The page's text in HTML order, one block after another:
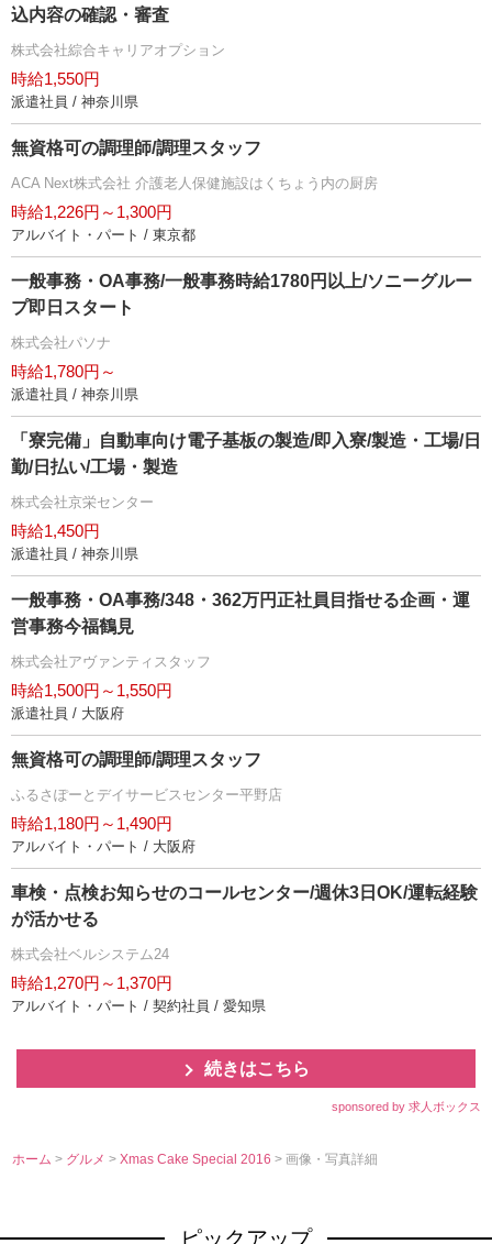
込内容の確認・審査
株式会社綜合キャリアオプション
時給1,550円
派遣社員 / 神奈川県
無資格可の調理師/調理スタッフ
ACA Next株式会社 介護老人保健施設はくちょう内の厨房
時給1,226円～1,300円
アルバイト・パート / 東京都
一般事務・OA事務/一般事務時給1780円以上/ソニーグルー
プ即日スタート
株式会社パソナ
時給1,780円～
派遣社員 / 神奈川県
「寮完備」自動車向け電子基板の製造/即入寮/製造・工場/日
勤/日払い/工場・製造
株式会社京栄センター
時給1,450円
派遣社員 / 神奈川県
一般事務・OA事務/348・362万円正社員目指せる企画・運
営事務今福鶴見
株式会社アヴァンティスタッフ
時給1,500円～1,550円
派遣社員 / 大阪府
無資格可の調理師/調理スタッフ
ふるさぽーとデイサービスセンター平野店
時給1,180円～1,490円
アルバイト・パート / 大阪府
車検・点検お知らせのコールセンター/週休3日OK/運転経験
が活かせる
株式会社ベルシステム24
時給1,270円～1,370円
アルバイト・パート / 契約社員 / 愛知県
続きはこちら
sponsored by 求人ボックス
ホーム > グルメ>Xmas Cake Special 2016> 画像・写真詳細
ピックアップ